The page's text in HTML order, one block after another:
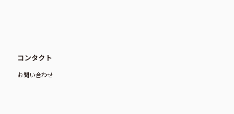
コンタクト
お問い合わせ